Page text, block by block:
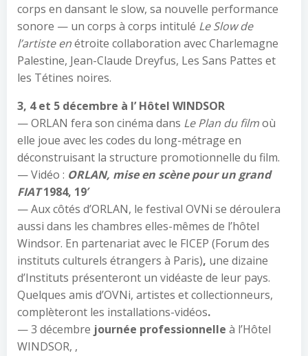
corps en dansant le slow, sa nouvelle performance
sonore — un corps à corps intitulé Le Slow de
l’artiste enétroite collaboration avec Charlemagne
Palestine, Jean-Claude Dreyfus, Les Sans Pattes et
les Tétines noires.
3, 4 et 5 décembre à l’ Hôtel WINDSOR
— ORLAN fera son cinéma dans Le Plan du filmoù
elle joue avec les codes du long-métrage en
déconstruisant la structure promotionnelle du film.
— Vidéo : ORLAN, mise en scène pour un grand
FIAT1984, 19′
— Aux côtés d’ORLAN, le festival OVNi se déroulera
aussi dans les chambres elles-mêmes de l’hôtel
Windsor. En partenariat avec le FICEP (Forum des
instituts culturels étrangers à Paris), une dizaine
d’Instituts présenteront un vidéaste de leur pays.
Quelques amis d’OVNi, artistes et collectionneurs,
complèteront les installations-vidéos.
— 3 décembre journée professionnelle à l’Hôtel
WINDSOR, ,